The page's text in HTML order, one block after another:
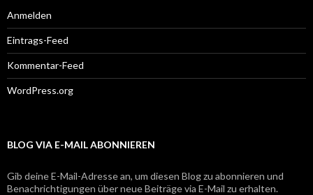
Anmelden
Eintrags-Feed
Kommentar-Feed
WordPress.org
BLOG VIA E-MAIL ABONNIEREN
Gib deine E-Mail-Adresse an, um diesen Blog zu abonnieren und
Benachrichtigungen über neue Beiträge via E-Mail zu erhalten.